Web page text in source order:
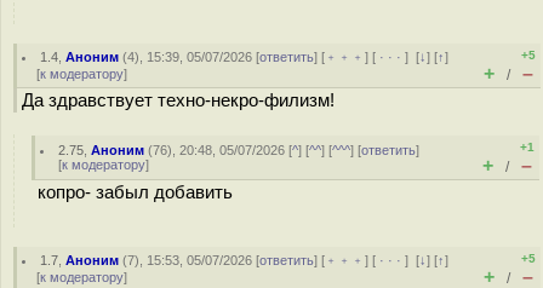
1.4 ,Аноним (4), 15:39, 05/07/2026 [ответить] [ ﹢﹢﹢] [ · · ·][↓] [↑]
[к модератору]
+5
+ / –
Да здравствует техно-некро-филизм!
2.75 ,Аноним (76), 20:48, 05/07/2026 [^] [^^] [^^^] [ответить]
[к модератору]
+1
+ / –
копро- забыл добавить
1.7 ,Аноним (7), 15:53, 05/07/2026 [ответить] [ ﹢﹢﹢] [ · · ·][↓] [↑]
[к модератору]
+5
+ / –